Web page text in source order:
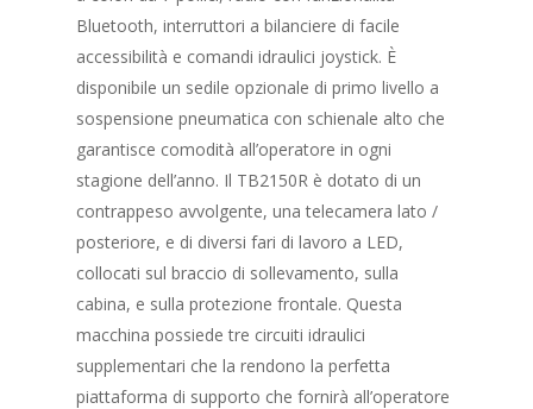
Bluetooth, interruttori a bilanciere di facile
accessibilità e comandi idraulici joystick. È
disponibile un sedile opzionale di primo livello a
sospensione pneumatica con schienale alto che
garantisce comodità all’operatore in ogni
stagione dell’anno. Il TB2150R è dotato di un
contrappeso avvolgente, una telecamera lato /
posteriore, e di diversi fari di lavoro a LED,
collocati sul braccio di sollevamento, sulla
cabina, e sulla protezione frontale. Questa
macchina possiede tre circuiti idraulici
supplementari che la rendono la perfetta
piattaforma di supporto che fornirà all’operatore